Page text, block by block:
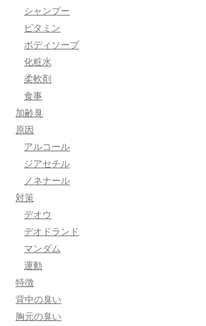
シャンプー
ビタミン
ボディソープ
化粧水
柔軟剤
食事
加齢臭
原因
アルコール
ジアセチル
ノネナール
対策
デオウ
デオドランド
マンダム
運動
特徴
背中の臭い
胸元の臭い